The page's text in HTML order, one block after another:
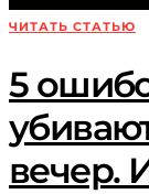
ЧИТАТЬ СТАТЬЮ
5
вечер.